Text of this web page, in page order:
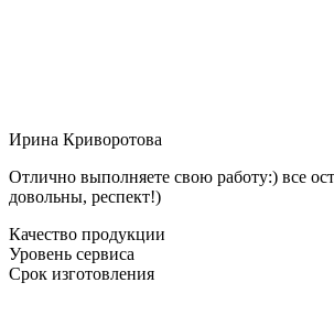
Ирина Криворотова
Отлично выполняете свою работу:) все
довольны, респект!)
Качество продукции
Уровень сервиса
Срок изготовления